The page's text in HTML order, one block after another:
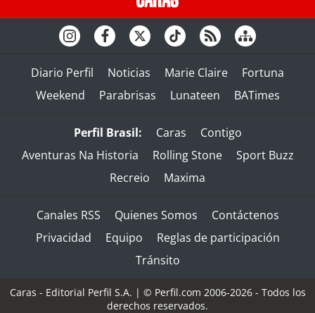
Diario Perfil Noticias Marie Claire
Fortuna
Weekend
Parabrisas Lunateen BATimes
Perfil Brasil: Caras
Contigo
Aventuras Na Historia
Rolling Stone
Sport Buzz
Recreio
Maxima
Canales RSS Quienes Somos
Contáctenos
Privacidad
Equipo
Reglas de participación
Tránsito
Caras - Editorial Perfil S.A. | © Perfil.com 2006-2026 - Todos los
derechos reservados.